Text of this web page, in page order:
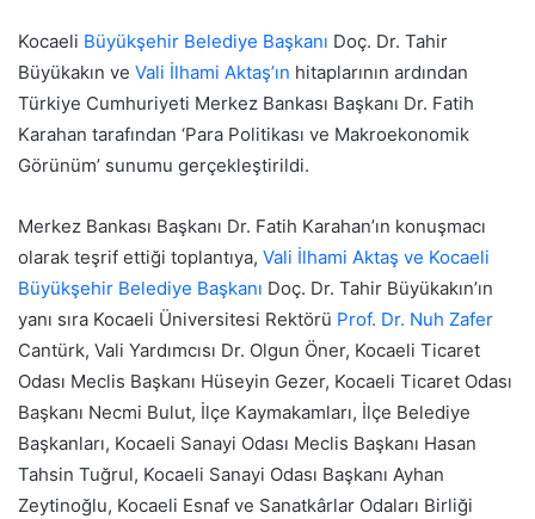
Kocaeli Büyükşehir Belediye Başkanı Doç. Dr. Tahir
Büyükakın ve Vali İlhami Aktaş’ın hitaplarının ardından
Türkiye Cumhuriyeti Merkez Bankası Başkanı Dr. Fatih
Karahan tarafından ‘Para Politikası ve Makroekonomik
Görünüm’ sunumu gerçekleştirildi.
Merkez Bankası Başkanı Dr. Fatih Karahan’ın konuşmacı
olarak teşrif ettiği toplantıya, Vali İlhami Aktaş ve Kocaeli
Büyükşehir Belediye Başkanı Doç. Dr. Tahir Büyükakın’ın
yanı sıra Kocaeli Üniversitesi Rektörü Prof. Dr. Nuh Zafer
Cantürk, Vali Yardımcısı Dr. Olgun Öner, Kocaeli Ticaret
Odası Meclis Başkanı Hüseyin Gezer, Kocaeli Ticaret Odası
Başkanı Necmi Bulut, İlçe Kaymakamları, İlçe Belediye
Başkanları, Kocaeli Sanayi Odası Meclis Başkanı Hasan
Tahsin Tuğrul, Kocaeli Sanayi Odası Başkanı Ayhan
Zeytinoğlu, Kocaeli Esnaf ve Sanatkârlar Odaları Birliği